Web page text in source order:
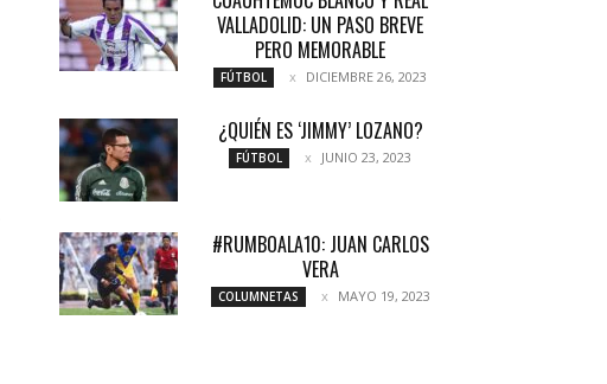
VALLADOLID: UN PASO BREVE
PERO MEMORABLE
FÚTBOL DICIEMBRE 26, 2023
¿QUIÉN ES ‘JIMMY’ LOZANO?
FÚTBOL JUNIO 23, 2023
#RUMBOALA10: JUAN CARLOS
VERA
COLUMNETAS MAYO 19, 2023